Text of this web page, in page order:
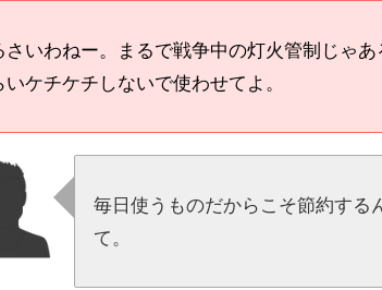
さいわねー。まるで戦争中の灯火管制じゃ
いケチケチしないで使わせてよ。
毎日使うものだからこそ節約する
て。